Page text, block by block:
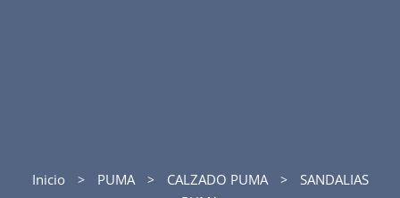
Inicio PUMA CALZADO PUMA
SANDALIAS